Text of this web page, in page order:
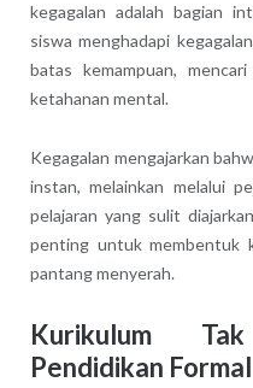
kegagalan adalah bagian
siswa menghadapi
batas kemampuan,
ketahanan mental.
Kegagalan mengajarkan
instan, melainkan melalui
pelajaran yang sulit
penting untuk membentuk
pantang menyerah.
Kurikulum
Pendidikan Formal